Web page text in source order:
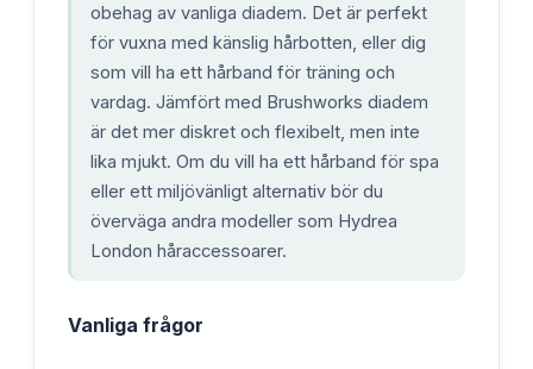
obehag av vanliga diadem. Det är perfekt
för vuxna med känslig hårbotten, eller dig
som vill ha ett hårband för träning och
vardag. Jämfört med Brushworks diadem
är det mer diskret och flexibelt, men inte
lika mjukt. Om du vill ha ett hårband för spa
eller ett miljövänligt alternativ bör du
överväga andra modeller som Hydrea
London håraccessoarer.
Vanliga frågor